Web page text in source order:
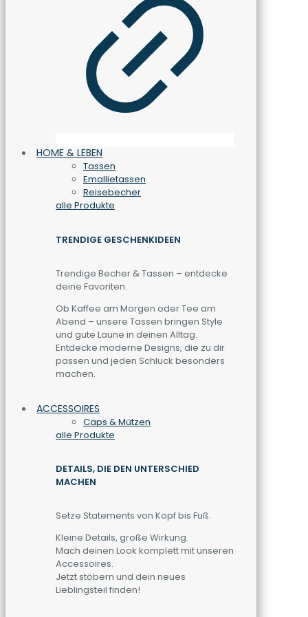
HOME & LEBEN
Tassen
Emallietassen
Reisebecher
alle Produkte
TRENDIGE GESCHENKIDEEN
Trendige Becher & Tassen – entdecke
deine Favoriten.
Ob Kaffee am Morgen oder Tee am
Abend – unsere Tassen bringen Style
und gute Laune in deinen Alltag.
Entdecke moderne Designs, die zu dir
passen und jeden Schluck besonders
machen.
ACCESSOIRES
Caps & Mützen
alle Produkte
DETAILS, DIE DEN UNTERSCHIED
MACHEN
Setze Statements von Kopf bis Fuß.
Kleine Details, große Wirkung.
Mach deinen Look komplett mit unseren
Accessoires.
Jetzt stöbern und dein neues
Lieblingsteil finden!